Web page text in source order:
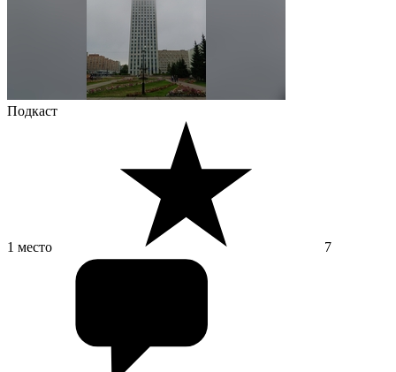
Подкаст
1 место 7